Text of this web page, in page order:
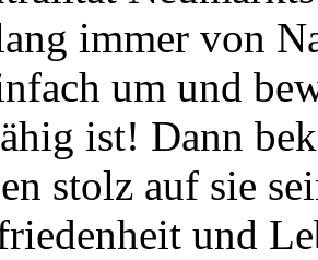
immer von
um und
ist! Dann
stolz auf sie
und